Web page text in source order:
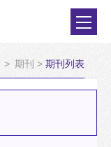
> 期刊 > 期刊列表